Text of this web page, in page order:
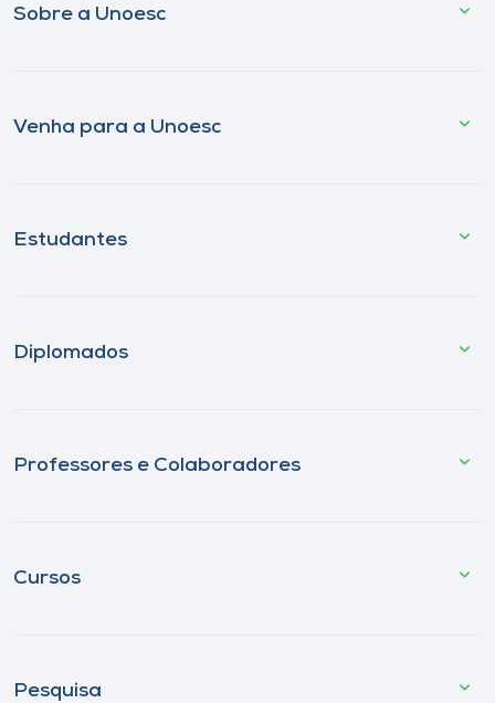
Sobre a Unoesc
Venha para a Unoesc
Estudantes
Diplomados
Professores e Colaboradores
Cursos
Pesquisa